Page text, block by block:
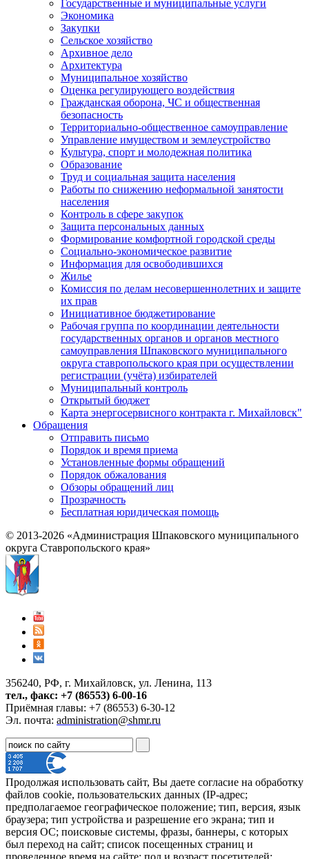
Государственные и муниципальные услуги
Экономика
Закупки
Сельское хозяйство
Архивное дело
Архитектура
Муниципальное хозяйство
Оценка регулирующего воздействия
Гражданская оборона, ЧС и общественная
безопасность
Территориально-общественное самоуправление
Управление имуществом и землеустройство
Культура, спорт и молодежная политика
Образование
Труд и социальная защита населения
Работы по снижению неформальной занятости
населения
Контроль в сфере закупок
Защита персональных данных
Формирование комфортной городской среды
Социально-экономическое развитие
Информация для освободившихся
Жилье
Комиссия по делам несовершеннолетних и защите
их прав
Инициативное бюджетирование
Рабочая группа по координации деятельности
государственных органов и органов местного
самоуправления Шпаковского муниципального
округа ставропольского края при осуществлении
регистрации (учёта) избирателей
Муниципальный контроль
Открытый бюджет
Карта энергосервисного контракта г. Михайловск"
Обращения
Отправить письмо
Порядок и время приема
Установленные формы обращений
Порядок обжалования
Обзоры обращений лиц
Прозрачность
Бесплатная юридическая помощь
© 2013-2026 «Администрация Шпаковского муниципального
округа Ставропольского края»
356240, РФ, г. Михайловск, ул. Ленина, 113
тел., факс: +7 (86553) 6-00-16
Приёмная главы: +7 (86553) 6-30-12
Эл. почта: administration@shmr.ru
Продолжая использовать сайт, Вы даете согласие на обработку
файлов cookie, пользовательских данных (IP-адрес;
предполагаемое географическое положение; тип, версия, язык
браузера; тип устройства и разрешение его экрана; тип и
версия ОС; поисковые системы, фразы, баннеры, с которых
был переход на сайт; список посещенных страниц и